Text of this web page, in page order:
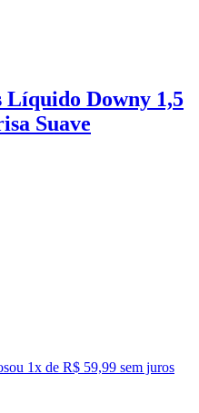
Líquido Downy 1,5
Suave
ou 1x de R$ 59,99 sem juros